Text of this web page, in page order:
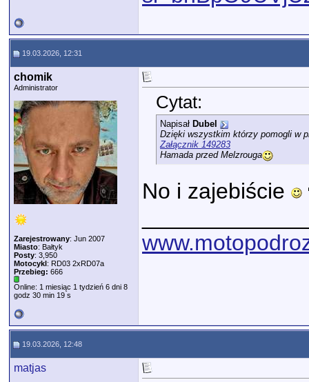
19.03.2026, 12:31
chomik
Administrator
Zarejestrowany: Jun 2007
Miasto: Bałtyk
Posty: 3,950
Motocykl: RD03 2xRD07a
Przebieg: 666
Online: 1 miesiąc 1 tydzień 6 dni 8
godz 30 min 19 s
Cytat:
Napisał Dubel
Dzięki wszystkim którzy pomogli w
Załącznik 149283
Hamada przed Melzrouga
No i zajebiście
19.03.2026, 12:48
matjas